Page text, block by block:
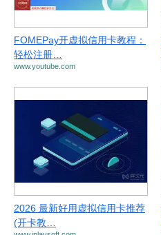
FOMEPay开虚拟信用卡教程：
轻松注册…
www.youtube.com
2026 最新好用虚拟信用卡推荐
(开卡教…